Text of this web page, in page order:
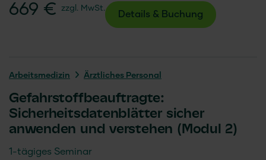
669 € zzgl. MwSt.
Details & Buchung
Arbeits­medizin Ärztliches Personal
Gefahrstoffbeauftragte:
Sicherheitsdatenblätter sicher
anwenden und verstehen (Modul 2)
1-tägiges Seminar